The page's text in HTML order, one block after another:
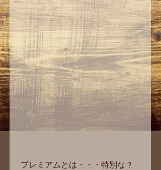
プレミアムとは・・・特別な？